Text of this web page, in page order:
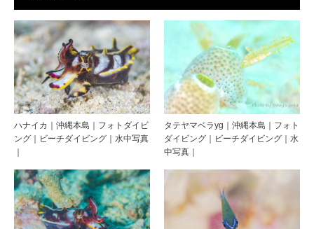
ハナイカ｜沖縄本島｜フォトダイビ
ング｜ビーチダイビング｜水中写真
タテヤマベラyg｜沖縄本島｜フォト
ダイビング｜ビーチダイビング｜水
中写真｜